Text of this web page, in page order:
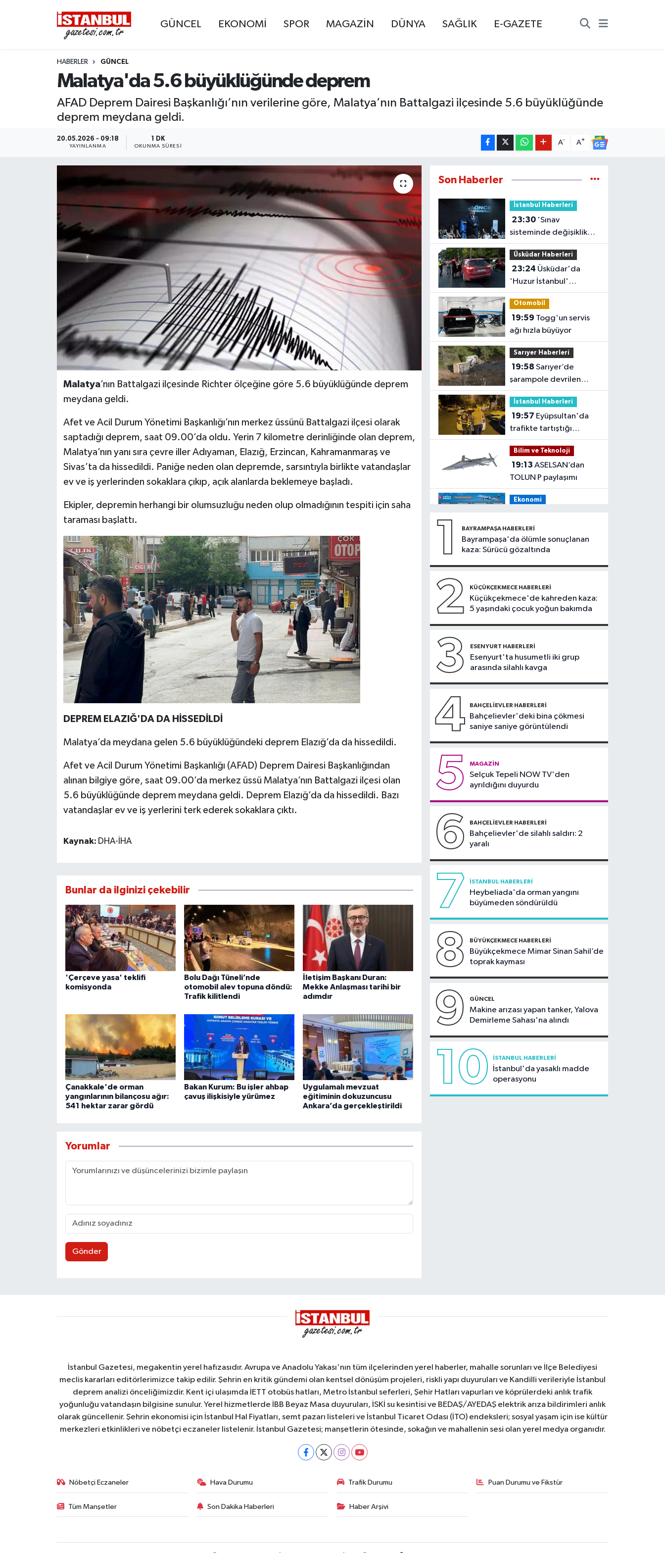
GÜNCEL EKONOMİ SPOR MAGAZİN DÜNYA SAĞLIK E-GAZETE
HABERLER GÜNCEL
Malatya'da 5.6 büyüklüğünde deprem
AFAD Deprem Dairesi Başkanlığı’nın verilerine göre, Malatya’nın Battalgazi ilçesinde 5.6 büyüklüğünde
deprem meydana geldi.
20.05.2026 - 09:18
YAYINLANMA
1 DK
OKUNMA SÜRESI
A- A+
Malatya’nın Battalgazi ilçesinde Richter ölçeğine göre 5.6 büyüklüğünde deprem
meydana geldi.
Afet ve Acil Durum Yönetimi Başkanlığı’nın merkez üssünü Battalgazi ilçesi olarak
saptadığı deprem, saat 09.00’da oldu. Yerin 7 kilometre derinliğinde olan deprem,
Malatya’nın yanı sıra çevre iller Adıyaman, Elazığ, Erzincan, Kahramanmaraş ve
Sivas’ta da hissedildi. Paniğe neden olan depremde, sarsıntıyla birlikte vatandaşlar
ev ve iş yerlerinden sokaklara çıkıp, açık alanlarda beklemeye başladı.
Ekipler, depremin herhangi bir olumsuzluğu neden olup olmadığının tespiti için saha
taraması başlattı.
DEPREM ELAZIĞ'DA DA HİSSEDİLDİ
Malatya’da meydana gelen 5.6 büyüklüğündeki deprem Elazığ’da da hissedildi.
Afet ve Acil Durum Yönetimi Başkanlığı (AFAD) Deprem Dairesi Başkanlığından
alınan bilgiye göre, saat 09.00’da merkez üssü Malatya’nın Battalgazi ilçesi olan
5.6 büyüklüğünde deprem meydana geldi. Deprem Elazığ’da da hissedildi. Bazı
vatandaşlar ev ve iş yerlerini terk ederek sokaklara çıktı.
Kaynak: DHA-İHA
Bunlar da ilginizi çekebilir
'Çerçeve yasa' teklifi
komisyonda
Bolu Dağı Tüneli’nde
otomobil alev topuna döndü:
Trafik kilitlendi
İletişim Başkanı Duran:
Mekke Anlaşması tarihi bir
adımdır
Çanakkale'de orman
yangınlarının bilançosu ağır:
541 hektar zarar gördü
Bakan Kurum: Bu işler ahbap
çavuş ilişkisiyle yürümez
Uygulamalı mevzuat
eğitiminin dokuzuncusu
Ankara’da gerçekleştirildi
Yorumlar
Gönder
Son Haberler
İstanbul Haberleri
23:30'Sınav
sisteminde değişiklik
yok ama sorular
müfredata uygun hale
gelecek'
Üsküdar Haberleri
23:24
'Huzur İstanbul'
denetimi
Otomobil
19:59
ağı hızla büyüyor
Sarıyer Haberleri
19:58
şarampole devrilen
hafriyat kamyonunun
şoförü yaralandı
İstanbul Haberleri
19:57
trafikte tartıştığı
sürücünün önünü kesip
tehdit eden saldırgana
180 bin lira ceza
Bilim ve Teknoloji
19:13
TOLUN P paylaşımı
Ekonomi
ayında 9,5 milyon yolcu
taşıdı
Bilim ve Teknoloji
nesil uydulara taşınıyor
Otomobil
19:03Motosiklet
deneyimi denize
Güncel
19:00'Çerçeve yasa'
teklifi komisyonda
1 BAYRAMPAŞA HABERLERI
Bayrampaşa'da ölümle sonuçlanan
kaza: Sürücü gözaltında
2 KÜÇÜKÇEKMECE HABERLERI
Küçükçekmece'de kahreden kaza:
5 yaşındaki çocuk yoğun bakımda
3 ESENYURT HABERLERI
Esenyurt'ta husumetli iki grup
arasında silahlı kavga
4 BAHÇELIEVLER HABERLERI
Bahçelievler'deki bina çökmesi
saniye saniye görüntülendi
5 MAGAZIN
Selçuk Tepeli NOW TV'den
ayrıldığını duyurdu
6 BAHÇELIEVLER HABERLERI
Bahçelievler'de silahlı saldırı: 2
yaralı
7 İSTANBUL HABERLERI
Heybeliada'da orman yangını
büyümeden söndürüldü
8 BÜYÜKÇEKMECE HABERLERI
Büyükçekmece Mimar Sinan Sahil’de
toprak kayması
9 GÜNCEL
Makine arızası yapan tanker, Yalova
Demirleme Sahası'na alındı
10 İSTANBUL HABERLERI
İstanbul'da yasaklı madde
operasyonu
İstanbul Gazetesi, megakentin yerel hafızasıdır. Avrupa ve Anadolu Yakası'nın tüm ilçelerinden yerel haberler, mahalle sorunları ve İlçe Belediyesi
meclis kararları editörlerimizce takip edilir. Şehrin en kritik gündemi olan kentsel dönüşüm projeleri, riskli yapı duyuruları ve Kandilli verileriyle İstanbul
deprem analizi önceliğimizdir. Kent içi ulaşımda İETT otobüs hatları, Metro İstanbul seferleri, Şehir Hatları vapurları ve köprülerdeki anlık trafik
yoğunluğu vatandaşın bilgisine sunulur. Yerel hizmetlerde İBB Beyaz Masa duyuruları, İSKİ su kesintisi ve BEDAŞ/AYEDAŞ elektrik arıza bildirimleri anlık
olarak güncellenir. Şehrin ekonomisi için İstanbul Hal Fiyatları, semt pazarı listeleri ve İstanbul Ticaret Odası (İTO) endeksleri; sosyal yaşam için ise kültür
merkezleri etkinlikleri ve nöbetçi eczaneler listelenir. İstanbul Gazetesi; manşetlerin ötesinde, sokağın ve mahallenin sesi olan yerel medya organıdır.
Nöbetçi Eczaneler Hava Durumu Trafik Durumu Puan Durumu ve Fikstür
Tüm Manşetler Son Dakika Haberleri Haber Arşivi
EKONOMİ
İSTANBUL
MAGAZİN
KÜLTÜR SANAT
SAĞLIK
BİLİM VE TEKNOLOJİ
KURUMSAL
Nöbetçi Eczaneler
Hava Durumu
Trafik Durumu
Süper Lig Puan Durumu ve Fikstür
Tüm Manşetler
Son Dakika Haberleri
Haber Arşivi